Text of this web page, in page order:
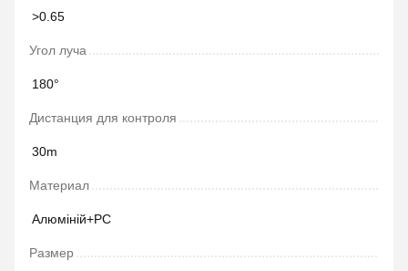
>0.65
Угол луча
180°
Дистанция для контроля
30m
Материал
Алюміній+РС
Размер